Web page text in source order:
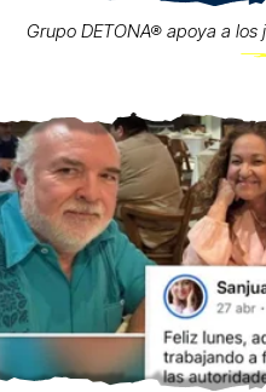
Grupo DETONA® apoya a